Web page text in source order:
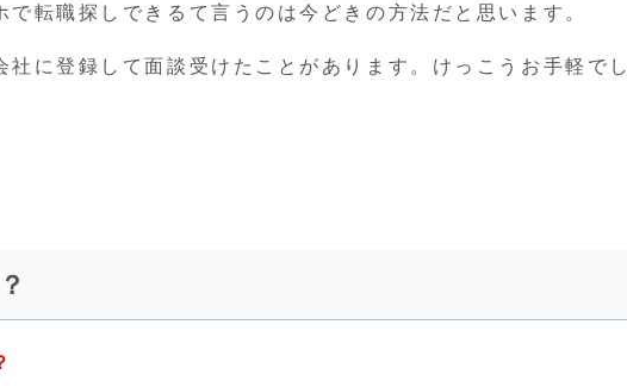
転職探しできるて言うのは今どきの方法だと思います。
に登録して面談受けたことがあります。けっこうお手軽でし